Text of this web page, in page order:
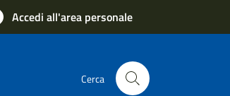
Accedi all'area personale
Cerca